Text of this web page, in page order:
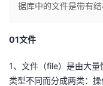
发
据库中的文件是带有
01文件
1、文件（file）是由大
类型不同而分成两类：操